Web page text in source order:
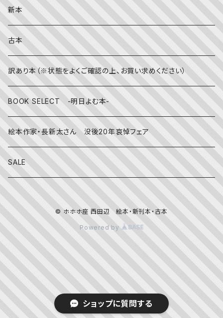
ショップに質問する
英語の絵本
写真絵本
伝統文化・技法
日記・手帳
CD
文房具
その他
新本
古本
訳あり本（※状態をよくご確認の上、お買い求めください）
BOOK SELECT -明日よむ本-
絵本作家・長新太さん 没後20年哀悼フェア
SALE
© ホホホ座 西田辺 絵本・新刊本・古本
Powered by